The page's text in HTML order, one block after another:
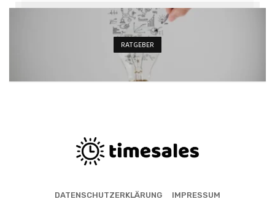
RATGEBER
DATENSCHUTZERKLÄRUNG IMPRESSUM